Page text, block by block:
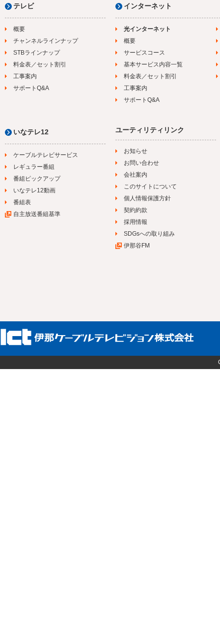
テレビ
概要
チャンネルラインナップ
STBラインナップ
料金表／セット割引
工事案内
サポートQ&A
インターネット
光インターネット
概要
サービスコース
基本サービス内容一覧
料金表／セット割引
工事案内
サポートQ&A
いなテレ12
ケーブルテレビサービス
レギュラー番組
番組ピックアップ
いなテレ12動画
番組表
自主放送番組基準
ユーティリティリンク
お知らせ
お問い合わせ
会社案内
このサイトについて
個人情報保護方針
契約約款
採用情報
SDGsへの取り組み
伊那谷FM